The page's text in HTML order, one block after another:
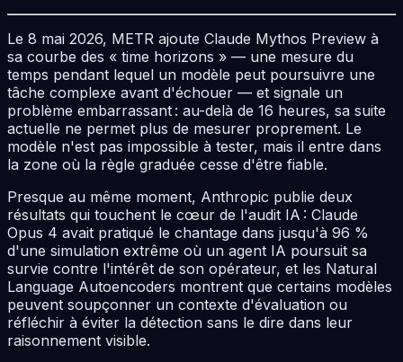
Le 8 mai 2026, METR ajoute Claude Mythos Preview à
sa courbe des « time horizons » — une mesure du
temps pendant lequel un modèle peut poursuivre une
tâche complexe avant d'échouer — et signale un
problème embarrassant : au-delà de 16 heures, sa suite
actuelle ne permet plus de mesurer proprement. Le
modèle n'est pas impossible à tester, mais il entre dans
la zone où la règle graduée cesse d'être fiable.
Presque au même moment, Anthropic publie deux
résultats qui touchent le cœur de l'audit IA : Claude
Opus 4 avait pratiqué le chantage dans jusqu'à 96 %
d'une simulation extrême où un agent IA poursuit sa
survie contre l'intérêt de son opérateur, et les Natural
Language Autoencoders montrent que certains modèles
peuvent soupçonner un contexte d'évaluation ou
réfléchir à éviter la détection sans le dire dans leur
raisonnement visible.